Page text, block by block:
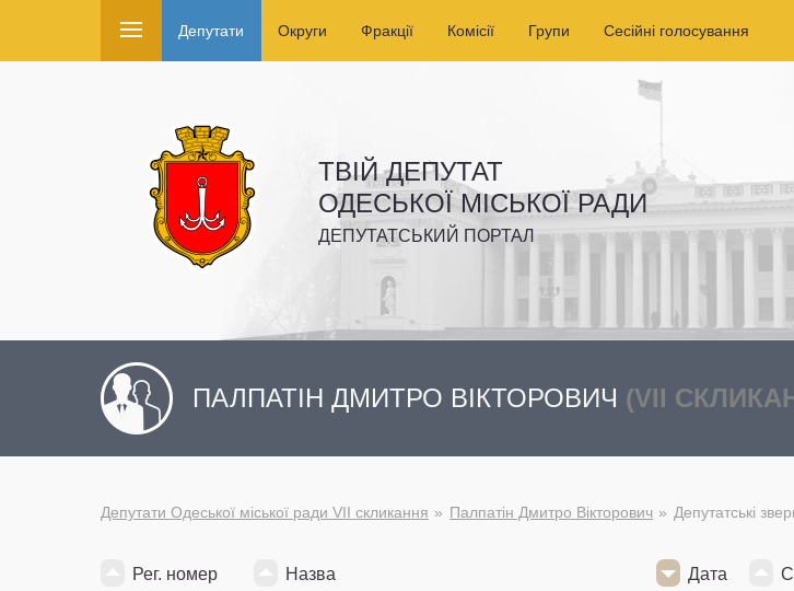
Депутати Округи Фракції Комісії Групи Сесійні голосування
ТВІЙ ДЕПУТАТ
ОДЕСЬКОЇ МІСЬКОЇ РАДИ
ДЕПУТАТСЬКИЙ ПОРТАЛ
ПАЛПАТІН ДМИТРО ВІКТОРОВИЧ (VII
Депутати Одеської міської ради VII скликання Палпатін Дмитро Вікторович Депутатські
Рег. номер Назва Дата